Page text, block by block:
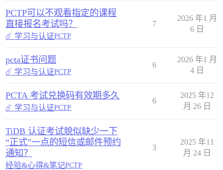
PCTP可以不观看指定的课程
直接报名考试吗？
☄️ 学习与认证PCTP
7
2026 年1 月
6 日
pcta证书问题
☄️ 学习与认证PCTP
6
2026 年1 月
4 日
PCTA 考试兑换码有效期多久
☄️ 学习与认证PCTP
6
2025 年12
月 26 日
TiDB 认证考试貌似缺少一下
“正式”一点的短信或邮件预约
通知？
经验&心得&笔记PCTP
3
2025 年11
月 24 日